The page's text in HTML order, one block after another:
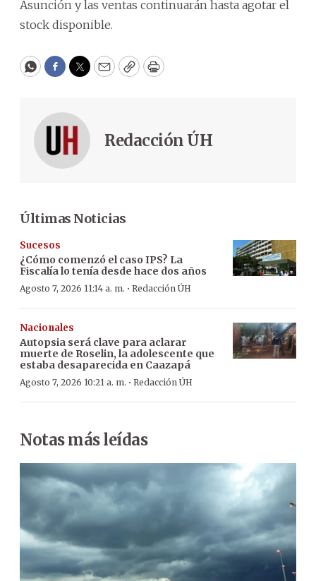
Asunción y las ventas continuarán hasta agotar el
stock disponible.
WhatsApp
Facebook
Twitter
EmailCopyPrint
Redacción ÚH
Últimas Noticias
Sucesos
¿Cómo comenzó el caso IPS? La
Fiscalía lo tenía desde hace dos años
Agosto 7, 2026 11:14 a. m. · Redacción ÚH
Nacionales
Autopsia será clave para aclarar
muerte de Roselin, la adolescente que
estaba desaparecida en Caazapá
Agosto 7, 2026 10:21 a. m. · Redacción ÚH
Notas más leídas